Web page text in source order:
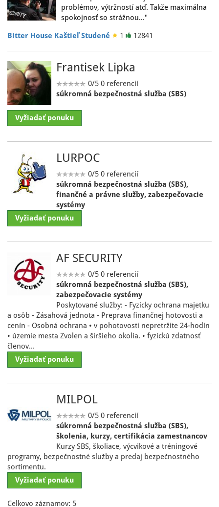
problémov, výtržností atď. Takže maximálna
spokojnosť so strážnou…"
Bitter House Kaštieľ Studené 1 12841
Frantisek Lipka
0/5 0 referencií
súkromná bezpečnostná služba (SBS)
Vyžiadať ponuku
LURPOC
0/5 0 referencií
súkromná bezpečnostná služba (SBS),
finančné a právne služby, zabezpečovacie
systémy
Vyžiadať ponuku
AF SECURITY
0/5 0 referencií
súkromná bezpečnostná služba (SBS),
zabezpečovacie systémy
Poskytované služby: - Fyzicky ochrana majetku
a osôb - Zásahová jednota - Preprava finančnej hotovosti a
cenín - Osobná ochrana • v pohotovosti nepretržite 24-hodín
• územie mesta Zvolen a širšieho okolia. • fyzickú zdatnosť
členov…
Vyžiadať ponuku
MILPOL
0/5 0 referencií
súkromná bezpečnostná služba (SBS),
školenia, kurzy, certifikácia zamestnancov
Kurzy SBS, školiace, výcvikové a tréningové
programy, bezpečnostné služby a predaj bezpečnostného
sortimentu.
Vyžiadať ponuku
Celkovo záznamov: 5